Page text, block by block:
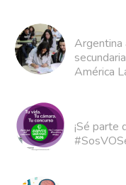
Argentina
América
¡Sé parte